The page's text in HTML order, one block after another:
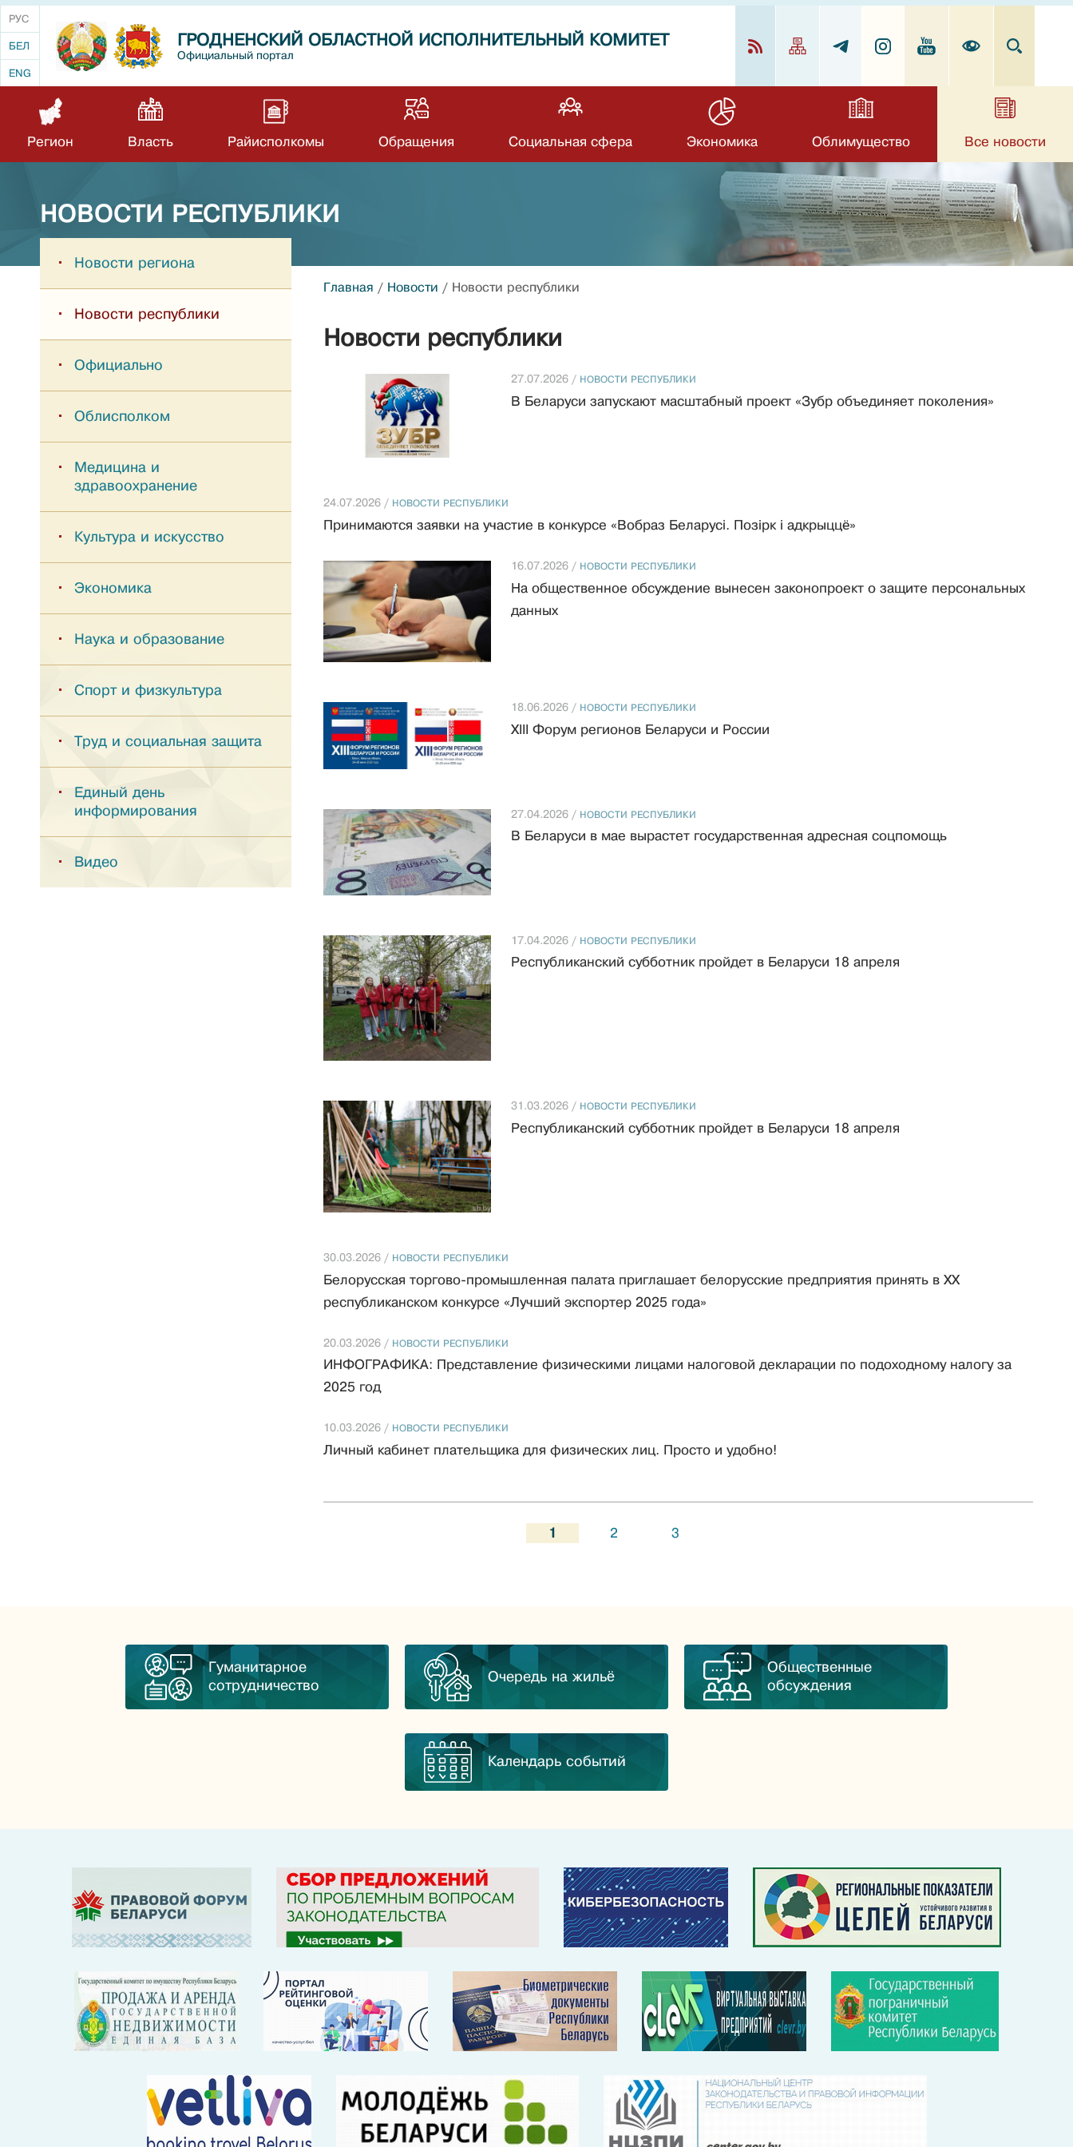
РУС
БЕЛ
ENG
ГРОДНЕНСКИЙ ОБЛАСТНОЙ ИСПОЛНИТЕЛЬНЫЙ КОМИТЕТ
Официальный портал
Регион Власть Райисполкомы Обращения Социальная сфера Экономика Облимущество Все новости
НОВОСТИ РЕСПУБЛИКИ
Новости региона
Новости республики
Официально
Облисполком
Медицина и
здравоохранение
Культура и искусство
Экономика
Наука и образование
Спорт и физкультура
Труд и социальная защита
Единый день
информирования
Видео
Главная / Новости / Новости республики
Новости республики
27.07.2026 / НОВОСТИ РЕСПУБЛИКИ
В Беларуси запускают масштабный проект «Зубр объединяет поколения»
24.07.2026 / НОВОСТИ РЕСПУБЛИКИ
Принимаются заявки на участие в конкурсе «Вобраз Беларусi. Позiрк i адкрыццё»
16.07.2026 / НОВОСТИ РЕСПУБЛИКИ
На общественное обсуждение вынесен законопроект о защите персональных
данных
18.06.2026 / НОВОСТИ РЕСПУБЛИКИ
XIII Форум регионов Беларуси и России
27.04.2026 / НОВОСТИ РЕСПУБЛИКИ
В Беларуси в мае вырастет государственная адресная соцпомощь
17.04.2026 / НОВОСТИ РЕСПУБЛИКИ
Республиканский субботник пройдет в Беларуси 18 апреля
31.03.2026 / НОВОСТИ РЕСПУБЛИКИ
Республиканский субботник пройдет в Беларуси 18 апреля
30.03.2026 / НОВОСТИ РЕСПУБЛИКИ
Белорусская торгово-промышленная палата приглашает белорусские предприятия принять в ХХ
республиканском конкурсе «Лучший экспортер 2025 года»
20.03.2026 / НОВОСТИ РЕСПУБЛИКИ
ИНФОГРАФИКА: Представление физическими лицами налоговой декларации по подоходному налогу за
2025 год
10.03.2026 / НОВОСТИ РЕСПУБЛИКИ
Личный кабинет плательщика для физических лиц. Просто и удобно!
1 2 3
Гуманитарное
сотрудничество
Очередь на жильё
Общественные
обсуждения
Календарь событий